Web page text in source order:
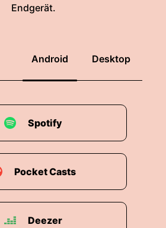
Endgerät.
Android Desktop
Spotify
Pocket Casts
Deezer